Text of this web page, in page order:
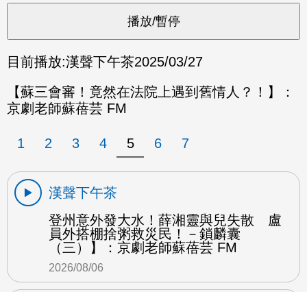
目前播放:漢聲下午茶2025/03/27
【蘇三會審！竟然在法院上遇到舊情人？！】：
京劇老師蘇蓓芸 FM
1 2 3 4 5 6 7
漢聲下午茶
登州意外發大水！薛湘靈與兒失散 盧
員外搭棚捨粥救災民！－鎖麟囊
（三）】：京劇老師蘇蓓芸 FM
2026/08/06